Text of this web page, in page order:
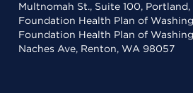
Multnomah St., Suite 100, Portland,
Foundation Health Plan of
Foundation Health Plan of
Naches Ave, Renton, WA 98057